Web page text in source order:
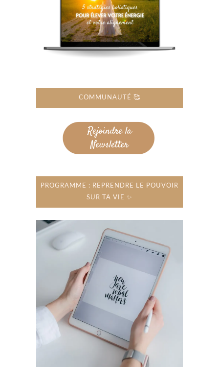
COMMUNAUTÉ 🥰
PROGRAMME : REPRENDRE LE POUVOIR
SUR TA VIE ✨